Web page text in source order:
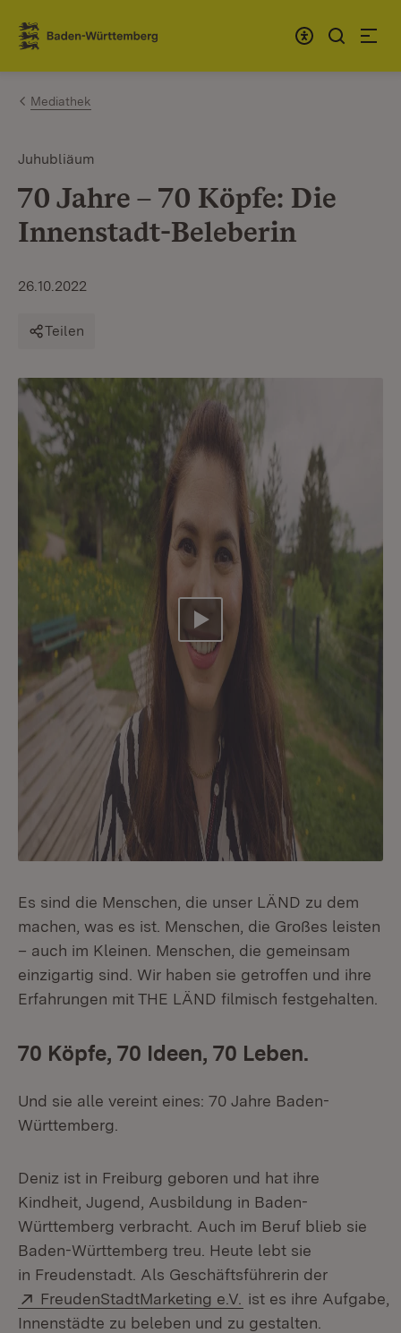
Zum Inhalt springen
Link zur Startseite
Mediathek
Juhubliäum
70 Jahre – 70 Köpfe: Die
Innenstadt-Beleberin
26.10.2022
Teilen
Video abspielen
Es sind die Menschen, die unser LÄND zu dem
machen, was es ist. Menschen, die Großes leisten
– auch im Kleinen. Menschen, die gemeinsam
einzigartig sind. Wir haben sie getroffen und ihre
Erfahrungen mit THE LÄND filmisch festgehalten.
70 Köpfe, 70 Ideen, 70 Leben.
Und sie alle vereint eines: 70 Jahre Baden-
Württemberg.
Deniz ist in Freiburg geboren und hat ihre
Kindheit, Jugend, Ausbildung in Baden-
Württemberg verbracht. Auch im Beruf blieb sie
Baden-Württemberg treu. Heute lebt sie
in Freudenstadt. Als Geschäftsführerin der
Extern:
FreudenStadtMarketing e.V. (Öffnet in neuem
ist es ihre Aufgabe,
Innenstädte zu beleben und zu gestalten.